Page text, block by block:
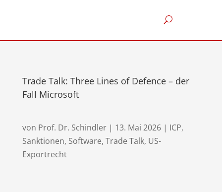
Trade Talk: Three Lines of Defence – der
Fall Microsoft
von Prof. Dr. Schindler| 13. Mai 2026| ICP,
Sanktionen, Software, Trade Talk, US-
Exportrecht